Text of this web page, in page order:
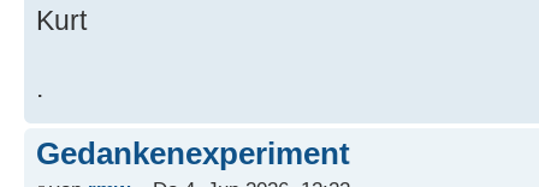
Kurt
.
Gedankenexperiment